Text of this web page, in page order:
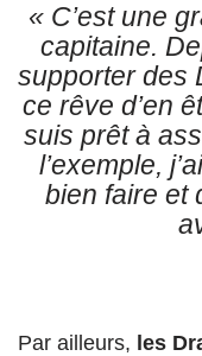
« C’est une
capitaine.
supporter des
ce rêve d’en
suis prêt à
l’exemple,
bien faire et
Par ailleurs, les